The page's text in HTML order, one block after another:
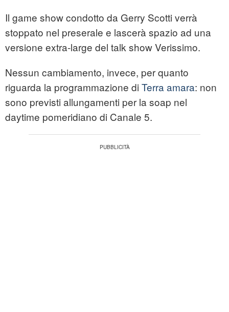
Il game show condotto da Gerry Scotti verrà
stoppato nel preserale e lascerà spazio ad una
versione extra-large del talk show Verissimo.
Nessun cambiamento, invece, per quanto
riguarda la programmazione di Terra amara: non
sono previsti allungamenti per la soap nel
daytime pomeridiano di Canale 5.